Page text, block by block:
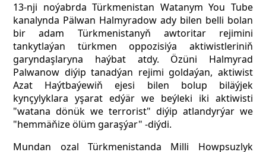
13-nji noýabrda Türkmenistan Watanym You Tube
kanalynda Pälwan Halmyradow ady bilen belli bolan
bir adam Türkmenistanyň awtoritar rejimini
tankytlaýan türkmen oppozisiýa aktiwistleriniň
garyndaşlaryna haýbat atdy. Özüni Halmyrad
Palwanow diýip tanadýan rejimi goldaýan, aktiwist
Azat Haýtbaýewiň ejesi bilen bolup biläýjek
kynçylyklara yşarat edýär we beýleki iki aktiwisti
"watana dönük we terrorist" diýip atlandyrýar we
"hemmäňize ölüm garaşýar" -diýdi.
Mundan ozal Türkmenistanda Milli Howpsuzlyk